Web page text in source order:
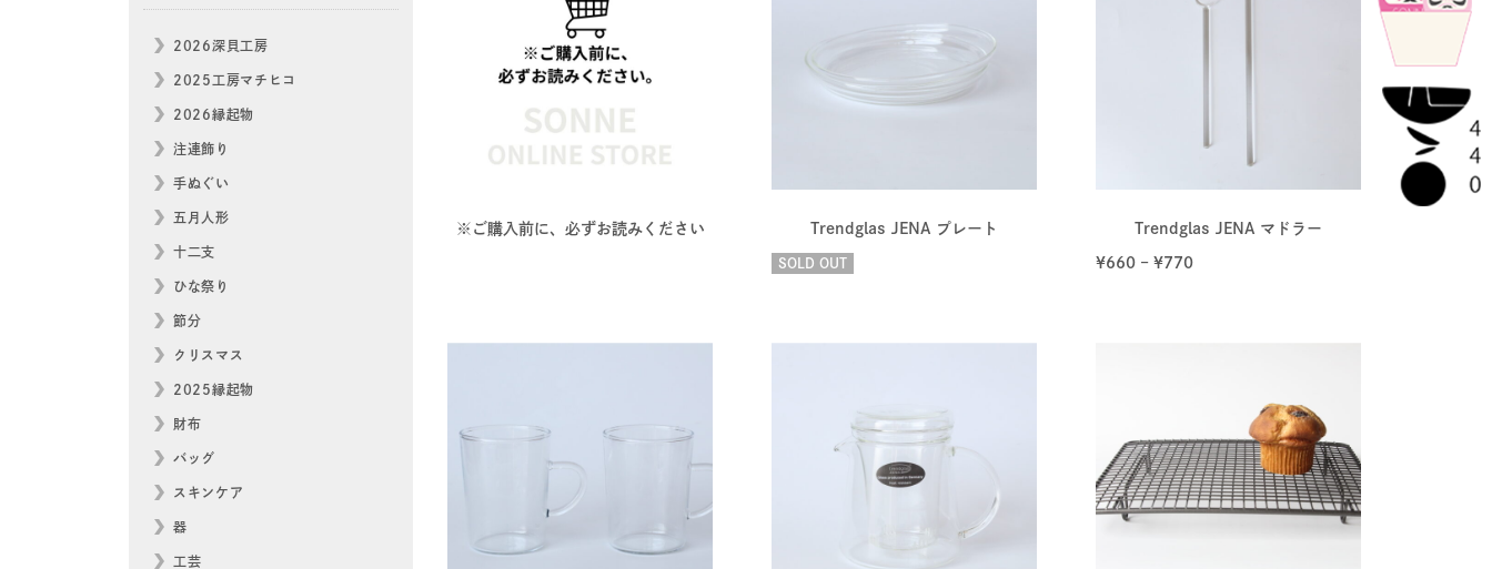
※ご購入前に、必ずお読みください Trendglas JENA プレート
SOLD OUT
Trendglas JENA マドラー
¥660 –¥770
2026深貝工房
2025工房マチヒコ
2026縁起物
注連飾り
手ぬぐい
五月人形
十二支
ひな祭り
節分
クリスマス
2025縁起物
財布
バッグ
スキンケア
器
工芸